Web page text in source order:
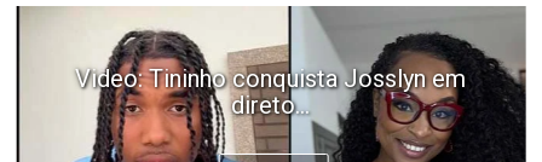
Video: Tininho conquista Josslyn em
direto...